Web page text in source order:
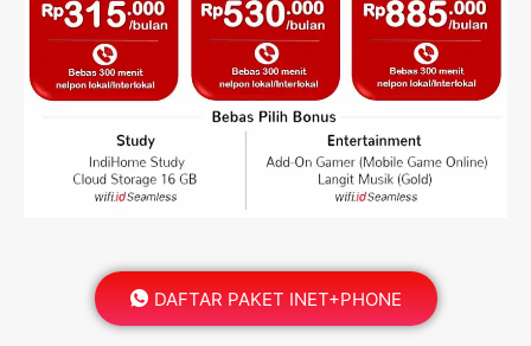
DAFTAR PAKET INET+PHONE